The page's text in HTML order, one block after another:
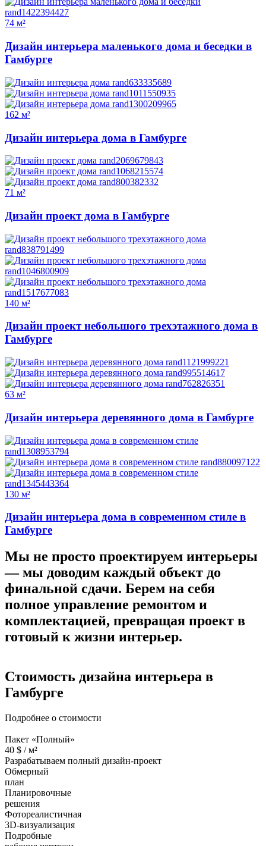
74 м²
Дизайн интерьера маленького дома и беседки в
Гамбурге
162 м²
Дизайн интерьера дома в Гамбурге
71 м²
Дизайн проект дома в Гамбурге
140 м²
Дизайн проект небольшого трехэтажного дома в
Гамбурге
63 м²
Дизайн интерьера деревянного дома в Гамбурге
130 м²
Дизайн интерьера дома в современном стиле в
Гамбурге
Мы не просто проектируем интерьеры
—мы доводим каждый объект до
финальной сдачи. Берем на себя
полное управление ремонтом и
комплектацией, превращая проект в
готовый к жизни интерьер.
Стоимость дизайна интерьера в
Гамбурге
Подробнее о стоимости
Пакет «Полный»
40 $ /м²
Разрабатываем полный дизайн-проект
Обмерный
план
Планировочные
решения
Фотореалистичная
3D-визуализация
Подробные